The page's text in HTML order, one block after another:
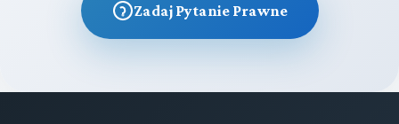
Zadaj Pytanie Prawne